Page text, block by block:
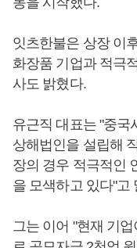
잇츠한불은 상장 이
화장품 기업과 적극
사도 밝혔다.
유근직 대표는 "중국
상해법인을 설립해
장의 경우 적극적인
을 모색하고 있다"고
그는 이어 "현재 기